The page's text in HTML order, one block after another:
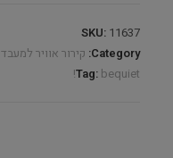
SKU: 11637
Category: קירור אוויר למעבד
Tag: bequiet!